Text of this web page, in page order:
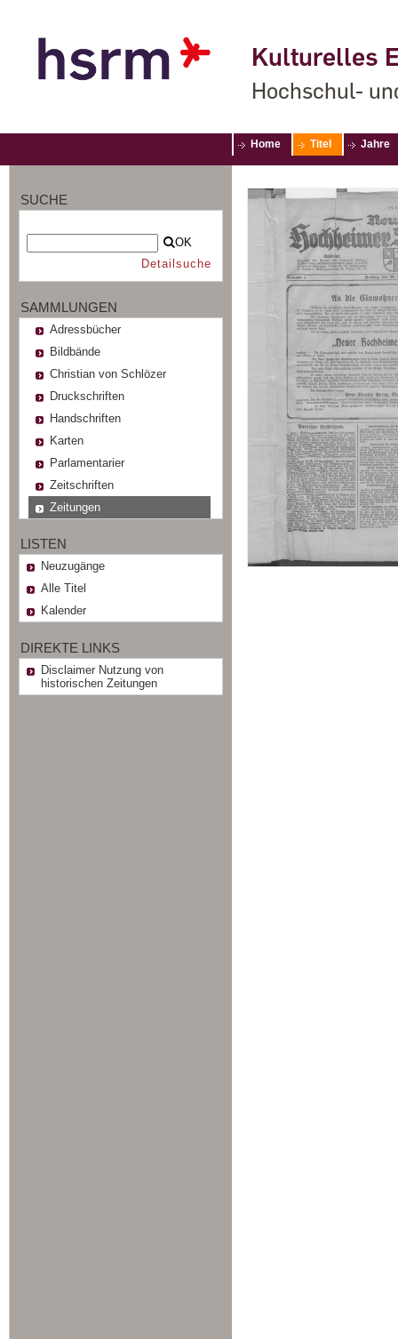
Kulturelles
Hochschul-
Home Titel Jahre
SUCHE
OK
Detailsuche
SAMMLUNGEN
Adressbücher
Bildbände
Christian von Schlözer
Druckschriften
Handschriften
Karten
Parlamentarier
Zeitschriften
Zeitungen
LISTEN
Neuzugänge
Alle Titel
Kalender
DIREKTE LINKS
Disclaimer Nutzung von
historischen Zeitungen